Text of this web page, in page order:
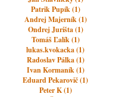
Patrik Pupík (1)
Andrej Majerník (1)
Ondrej Jurišta (1)
Tomáš Ľalík (1)
lukas.kvokacka (1)
Radoslav Pálka (1)
Ivan Kormaník (1)
Eduard Pekarovič (1)
Peter K (1)